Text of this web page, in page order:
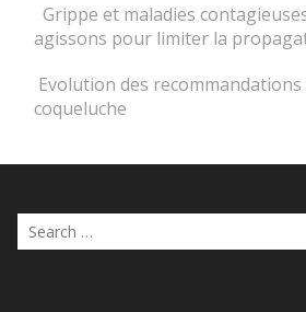
Grippe et maladies
agissons pour limiter la
Evolution des
coqueluche